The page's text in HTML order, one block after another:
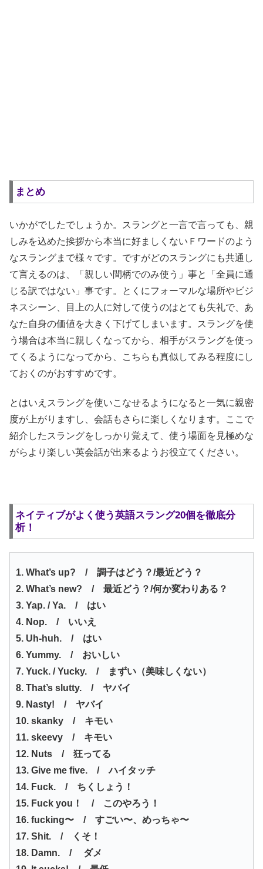
まとめ
いかがでしたでしょうか。スラングと一言で言っても、親
しみを込めた挨拶から本当に好ましくないＦワードのよう
なスラングまで様々です。ですがどのスラングにも共通し
て言えるのは、「親しい間柄でのみ使う」事と「全員に通
じる訳ではない」事です。とくにフォーマルな場所やビジ
ネスシーン、目上の人に対して使うのはとても失礼で、あ
なた自身の価値を大きく下げてしまいます。スラングを使
う場合は本当に親しくなってから、相手がスラングを使っ
てくるようになってから、こちらも真似してみる程度にし
ておくのがおすすめです。
とはいえスラングを使いこなせるようになると一気に親密
度が上がりますし、会話もさらに楽しくなります。ここで
紹介したスラングをしっかり覚えて、使う場面を見極めな
がらより楽しい英会話が出来るようお役立てください。
ネイティブがよく使う英語スラング20個を徹底分
析！
1. What’s up? / 調子はどう？/最近どう？
2. What’s new? / 最近どう？/何か変わりある？
3. Yap. / Ya. / はい
4. Nop. / いいえ
5. Uh-huh. / はい
6. Yummy. / おいしい
7. Yuck. / Yucky. / まずい（美味しくない）
8. That’s slutty. / ヤバイ
9. Nasty! / ヤバイ
10. skanky / キモい
11. skeevy / キモい
12. Nuts / 狂ってる
13. Give me five. / ハイタッチ
14. Fuck. / ちくしょう！
15. Fuck you！ / このやろう！
16. fucking〜 / すごい〜、めっちゃ〜
17. Shit. / くそ！
18. Damn. / ダメ